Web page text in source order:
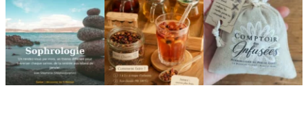
🌿 Cinq mois, cinq façons
de souffler
...
8 1
Deux visages, une même
philosophie 🌿
Le...
11 0
🎁 L`attention qui fait
plaisir — et qui vous...
24 2